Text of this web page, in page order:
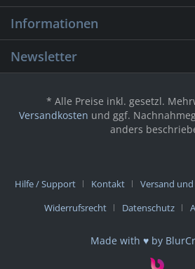
Informationen
Newsletter
* Alle Preise inkl. gesetzl.
Versandkosten und ggf.
anders
Hilfe / Support Kontakt
Versand
Widerrufsrecht
Datenschutz
Made with ♥ by